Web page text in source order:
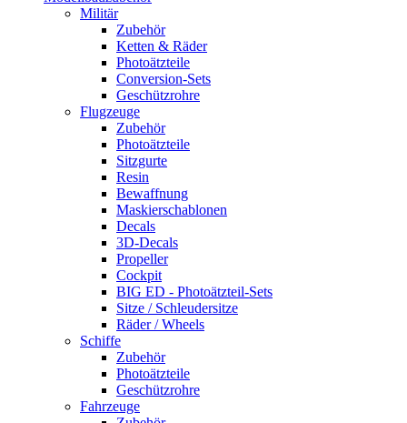
Militär
Zubehör
Ketten & Räder
Photoätzteile
Conversion-Sets
Geschützrohre
Flugzeuge
Zubehör
Photoätzteile
Sitzgurte
Resin
Bewaffnung
Maskierschablonen
Decals
3D-Decals
Propeller
Cockpit
BIG ED - Photoätzteil-Sets
Sitze / Schleudersitze
Räder / Wheels
Schiffe
Zubehör
Photoätzteile
Geschützrohre
Fahrzeuge